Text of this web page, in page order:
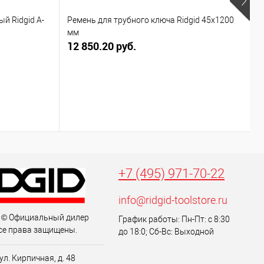
Ridgid A-
Ремень для трубного ключа Ridgid 45х1200
мм
12 850.20 руб.
© Официальный дилер
права защищены.
Кирпичная, д. 48
+7 (495) 971-70-22
info@ridgid-toolstore.ru
График работы: Пн-Пт: с 8:30
до 18:0; Сб-Вс: Выходной